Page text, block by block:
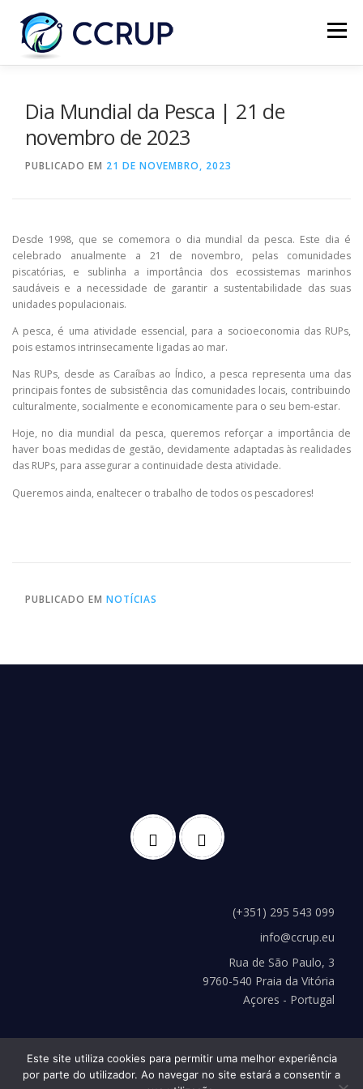
Menu
Dia Mundial da Pesca | 21 de
novembro de 2023
PUBLICADO EM 21 DE NOVEMBRO, 2023
Desde 1998, que se comemora o dia mundial da pesca. Este dia é
celebrado anualmente a 21 de novembro, pelas comunidades
piscatórias, e sublinha a importância dos ecossistemas marinhos
saudáveis e a necessidade de garantir a sustentabilidade das suas
unidades populacionais.
A pesca, é uma atividade essencial, para a socioeconomia das RUPs,
pois estamos intrinsecamente ligadas ao mar.
Nas RUPs, desde as Caraíbas ao Índico, a pesca representa uma das
principais fontes de subsistência das comunidades locais, contribuindo
culturalmente, socialmente e economicamente para o seu bem-estar.
Hoje, no dia mundial da pesca, queremos reforçar a importância de
haver boas medidas de gestão, devidamente adaptadas às realidades
das RUPs, para assegurar a continuidade desta atividade.
Queremos ainda, enaltecer o trabalho de todos os pescadores!
PUBLICADO EM NOTÍCIAS
(+351) 295 543 099
info@ccrup.eu
Rua de São Paulo, 3
9760-540 Praia da Vitória
Açores - Portugal
Este site utiliza cookies para permitir uma melhor experiência
por parte do utilizador. Ao navegar no site estará a consentir a